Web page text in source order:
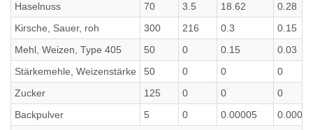
Haselnuss
70 3.5 18.62
0.28
Kirsche, Sauer, roh
300 216 0.3
0.15
Mehl, Weizen, Type 405
50 0 0.15
0.03
Stärkemehle, Weizenstärke
50 0 0
0
Zucker
125 0 0
0
Backpulver
5 0 0.00005
0.00005